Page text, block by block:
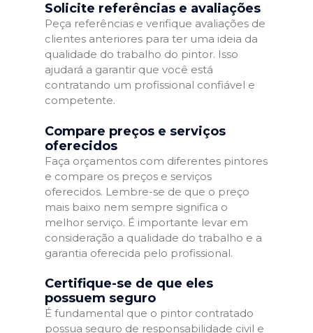
Solicite referências e avaliações
Peça referências e verifique avaliações de
clientes anteriores para ter uma ideia da
qualidade do trabalho do pintor. Isso
ajudará a garantir que você está
contratando um profissional confiável e
competente.
Compare preços e serviços
oferecidos
Faça orçamentos com diferentes pintores
e compare os preços e serviços
oferecidos. Lembre-se de que o preço
mais baixo nem sempre significa o
melhor serviço. É importante levar em
consideração a qualidade do trabalho e a
garantia oferecida pelo profissional.
Certifique-se de que eles
possuem seguro
É fundamental que o pintor contratado
possua seguro de responsabilidade civil e